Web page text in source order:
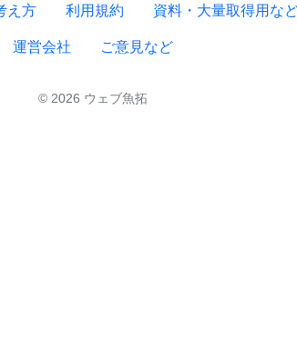
え方 利用規約 資料・大量取得用な
運営会社 ご意見など
© 2026 ウェブ魚拓